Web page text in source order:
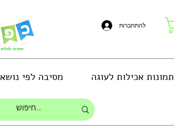
להתחברות
תמונות אכילות לעוגה מסיבה לפי נושא